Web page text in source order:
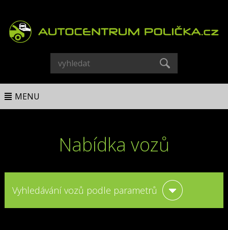
MENU
Nabídka vozů
Vyhledávání vozů podle parametrů